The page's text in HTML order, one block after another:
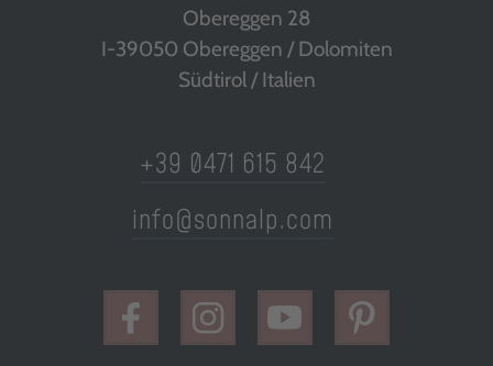
Obereggen 28
I-39050 Obereggen / Dolomiten
Südtirol / Italien
+39 0471 615 842
info@sonnalp.com